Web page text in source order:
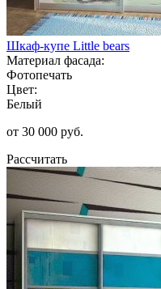
Шкаф-купе Little bears
Материал фасада:
Фотопечать
Цвет:
Белый
от 30 000 руб.
Рассчитать